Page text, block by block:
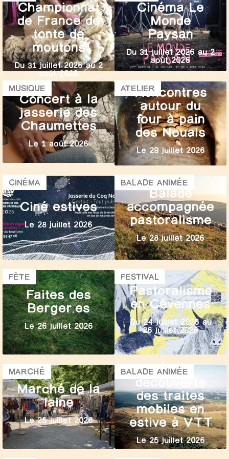
Championnat
de France de
tonte de
moutons
Du 31 juillet 2026 au 2
août 2026
Cinéma Le
Monde
Paysan
Du 31 juillet 2026 au 2
août 2026
Concert à la
jasserie des
Chaumettes
Le 1 août 2026
MUSIQUE
Rencontres
autour du
four à pain
des Nouals
Le 29 juillet 2026
ATELIER
Ciné estives
Le 28 juillet 2026
CINÉMA
Balade
accompagnée
pastoralisme
Le 28 juillet 2026
BALADE ANIMÉE
Faites des
Berger.es
Le 26 juillet 2026
FÊTE
Pastoralisme
en Cévennes
Du 24 juillet 2026 au
26 juillet 2026
FESTIVAL
Marché de la
laine
Le 25 juillet 2026
MARCHÉ
À la
découverte
des traites
mobiles en
estive à VTT
Le 25 juillet 2026
BALADE ANIMÉE